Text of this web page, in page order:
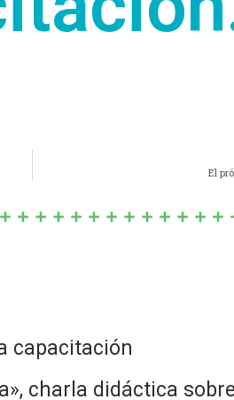
El
capacitación
charla didáctica